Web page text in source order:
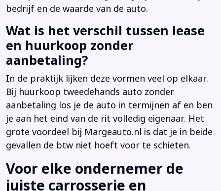
bedrijf en de waarde van de auto.
Wat is het verschil tussen lease
en huurkoop zonder
aanbetaling?
In de praktijk lijken deze vormen veel op elkaar.
Bij huurkoop tweedehands auto zonder
aanbetaling los je de auto in termijnen af en ben
je aan het eind van de rit volledig eigenaar. Het
grote voordeel bij Margeauto.nl is dat je in beide
gevallen de btw niet hoeft voor te schieten.
Voor elke ondernemer de
juiste carrosserie en